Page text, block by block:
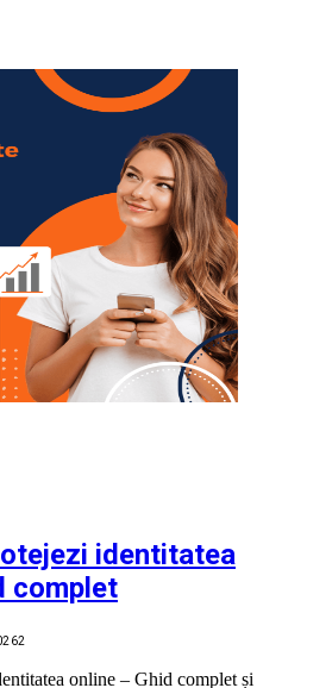
identitatea
complet
2
online – Ghid complet și